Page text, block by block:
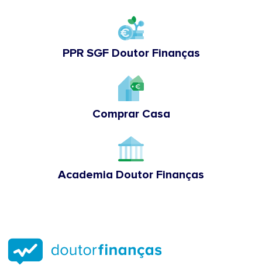
PPR SGF Doutor Finanças
Comprar Casa
Academia Doutor Finanças